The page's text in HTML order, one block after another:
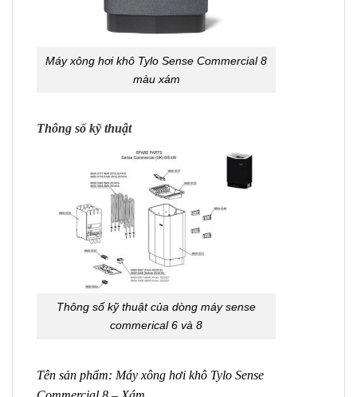
Máy xông hơi khô Tylo Sense Commercial 8
màu xám
Thông số kỹ thuật
Thông số kỹ thuật của dòng máy sense
commerical 6 và 8
Tên sản phẩm: Máy xông hơi khô Tylo Sense